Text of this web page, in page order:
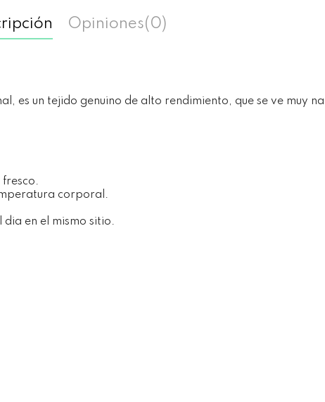
Opiniones(0)
es un tejido genuino de alto rendimiento, que se ve muy
corporal.
en el mismo sitio.